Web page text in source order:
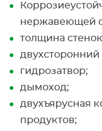
нержавеющей
толщина
гидрозатвор;
дымоход;
двухъярусная
продуктов;